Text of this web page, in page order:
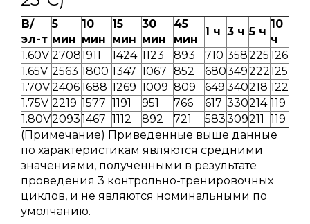
В/
эл-т
5
мин
10
мин
15
мин
30
мин
45
мин
1 ч 3 ч 5 ч
10
ч
1.60V 27081911 1424 1123 893 710 358225126
1.65V 2563 1800 1347 1067 852 680349222125
1.70V24061688 1269 1009 809 649 340218 122
1.75V 2219 1577 1191 951 766 617 330214 119
1.80V20931467 1112 892 721 583309211 119
(Примечание) Приведенные выше данные
по характеристикам являются средними
значениями, полученными в результате
проведения 3 контрольно-тренировочных
циклов, и не являются номинальными по
умолчанию.